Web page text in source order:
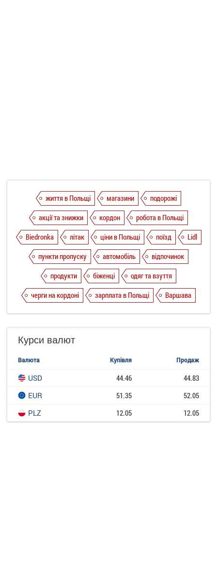
життя в Польщі магазини
подорожі
акції та знижки
кордон
робота в Польщі
Biedronka
літак ціни в Польщі поїзд
Lidl
пункти пропуску
автомобіль
відпочинок
продукти
біженці
одяг та взуття
черги на кордоні
зарплата в Польщі Варшава
Курси валют
Валюта Купівля Продаж
USD 44.46
44.83
EUR
51.35
52.05
PLZ
12.05 12.05